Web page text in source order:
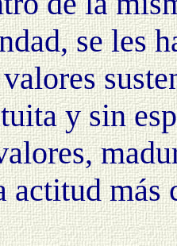
se les
y sin
actitud